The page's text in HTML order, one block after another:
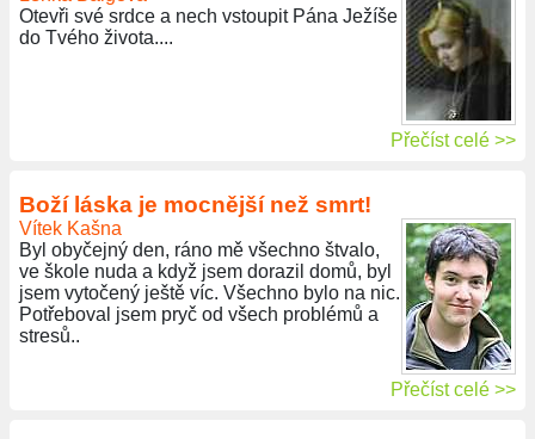
Otevři své srdce a nech vstoupit Pána Ježíše
do Tvého života....
Přečíst celé >>
Boží láska je mocnější než smrt!
Vítek Kašna
Byl obyčejný den, ráno mě všechno štvalo,
ve škole nuda a když jsem dorazil domů, byl
jsem vytočený ještě víc. Všechno bylo na nic.
Potřeboval jsem pryč od všech problémů a
stresů..
Přečíst celé >>